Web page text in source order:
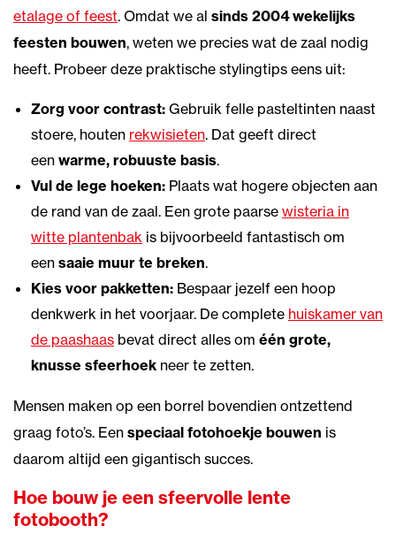
etalage of feest. Omdat we al sinds 2004 wekelijks
feesten bouwen, weten we precies wat de zaal nodig
heeft. Probeer deze praktische stylingtips eens uit:
Zorg voor contrast: Gebruik felle pasteltinten naast
stoere, houten rekwisieten. Dat geeft direct
een warme, robuuste basis.
Vul de lege hoeken: Plaats wat hogere objecten aan
de rand van de zaal. Een grote paarse wisteria in
witte plantenbak is bijvoorbeeld fantastisch om
een saaie muur te breken.
Kies voor pakketten: Bespaar jezelf een hoop
denkwerk in het voorjaar. De complete huiskamer van
de paashaas bevat direct alles om één grote,
knusse sfeerhoek neer te zetten.
Mensen maken op een borrel bovendien ontzettend
graag foto’s. Een speciaal fotohoekje bouwen is
daarom altijd een gigantisch succes.
Hoe bouw je een sfeervolle lente
fotobooth?